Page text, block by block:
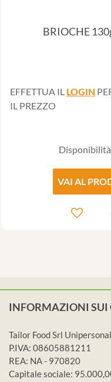
BRIOCHE
EFFETTUA IL LOGIN
IL PREZZO
VAI AL
INFORMAZIONI SUI
Tailor Food Srl
P.IVA: 08605881211
REA: NA - 970820
Capitale sociale: